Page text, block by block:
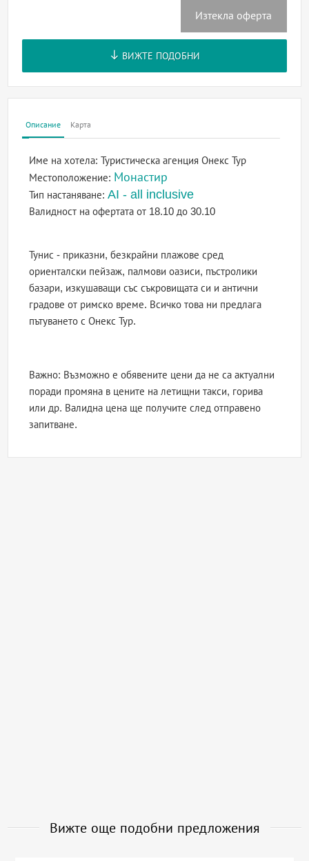
Изтекла оферта
ВИЖТЕ ПОДОБНИ
Описание Карта
Име на хотела:Туристическа агенция Онекс Тур
Местоположение: Монастир
Тип настаняване:AI - all inclusive
Валидност на офертатаот 18.10 до 30.10
Тунис - приказни, безкрайни плажове сред
ориенталски пейзаж, палмови оазиси, пъстролики
базари, изкушаващи със съкровищата си и антични
градове от римско време. Всичко това ни предлага
пътуването с Онекс Тур.
Важно: Възможно е обявените цени да не са актуални
поради промяна в цените на летищни такси, горива
или др. Валидна цена ще получите след отправено
запитване.
Вижте още подобни предложения